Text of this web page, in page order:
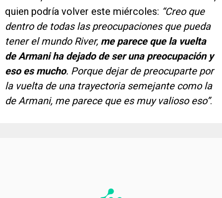
quien podría volver este miércoles: “Creo que
dentro de todas las preocupaciones que pueda
tener el mundo River, me parece que la vuelta
de Armani ha dejado de ser una preocupación y
eso es mucho. Porque dejar de preocuparte por
la vuelta de una trayectoria semejante como la
de Armani, me parece que es muy valioso eso”.